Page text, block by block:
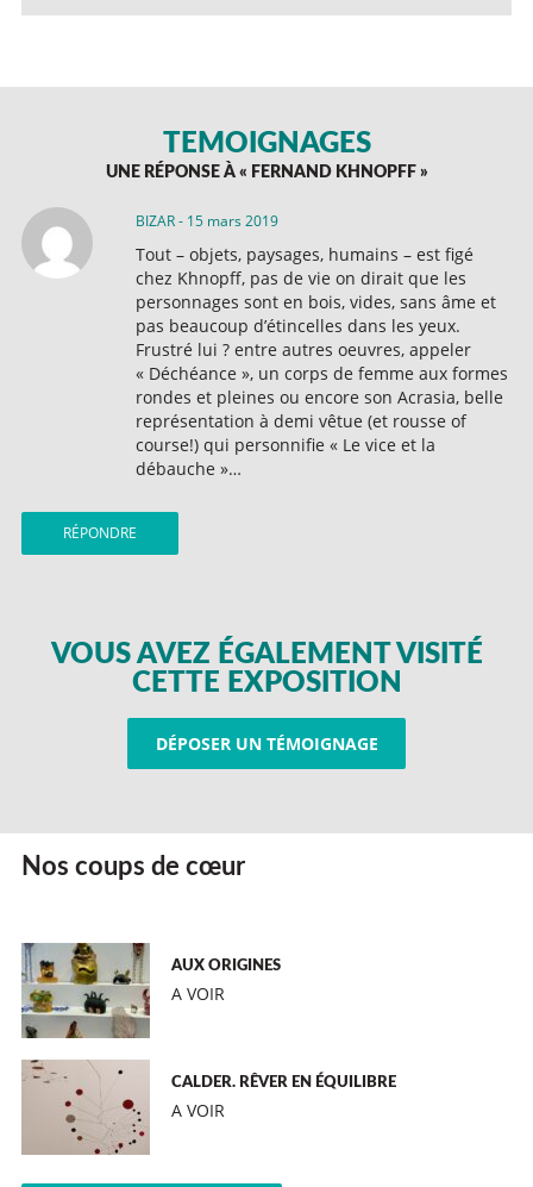
TÉMOIGNAGES
UNE RÉPONSE À « FERNAND KHNOPFF»
BIZAR- 15 mars 2019
Tout – objets, paysages, humains – est figé
chez Khnopff, pas de vie on dirait que les
personnages sont en bois, vides, sans âme et
pas beaucoup d’étincelles dans les yeux.
Frustré lui ? entre autres oeuvres, appeler
« Déchéance », un corps de femme aux formes
rondes et pleines ou encore son Acrasia, belle
représentation à demi vêtue (et rousse of
course!) qui personnifie « Le vice et la
débauche »…
RÉPONDRE
VOUS AVEZ ÉGALEMENT VISITÉ
CETTE EXPOSITION
DÉPOSER UN TÉMOIGNAGE
Nos coups de cœur
AUX ORIGINES
A VOIR
CALDER. RÊVER EN ÉQUILIBRE
A VOIR